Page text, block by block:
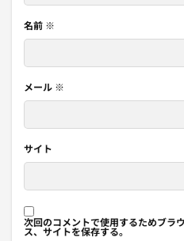
名前 ※
メール ※
サイト
次回のコメントで使用するためブラ
ス、サイトを保存する。